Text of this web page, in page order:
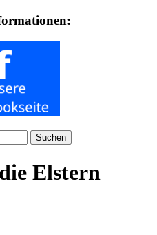
Suchen
Elstern